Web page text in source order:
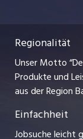
Lehrstellen
Ferienjobs
Management /
Impressum
Bewerber-
myjob.ch
jobzüri.ch
ajourjob.ch
Regionalität
Unser Motto
Produkte und
aus der Region
Einfachheit
Jobsuche leicht